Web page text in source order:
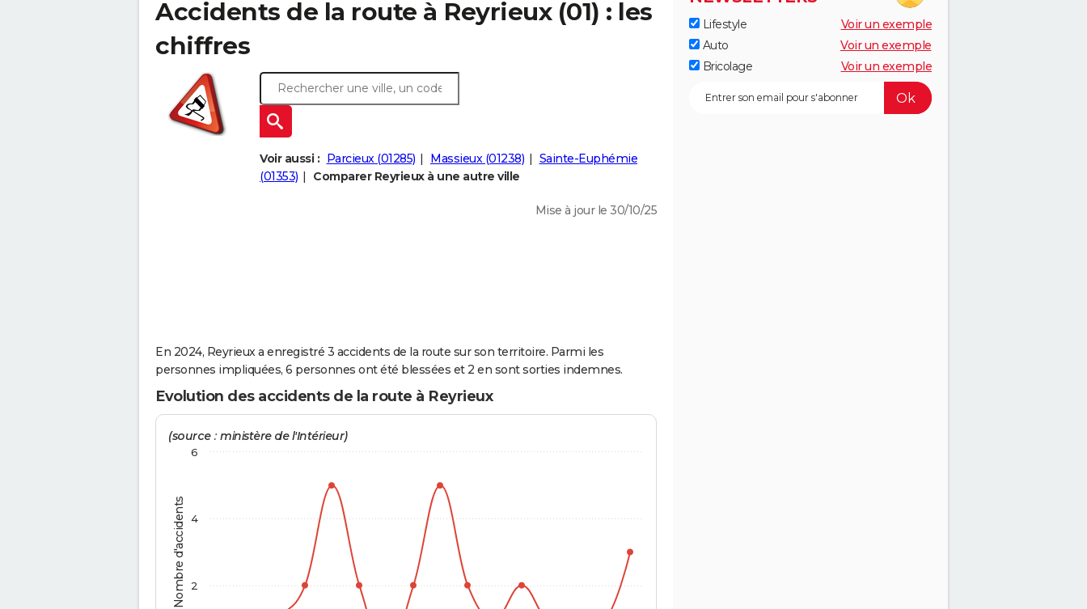
Accidents de la route à Reyrieux (01) : les
chiffres
Voir aussi : Parcieux (01285) Massieux (01238)
Sainte-Euphémie
(01353)
Comparer Reyrieux à une autre ville
Mise à jour le 30/10/25
En 2024, Reyrieux a enregistré 3 accidents de la route sur son territoire. Parmi les
personnes impliquées, 6 personnes ont été blessées et 2 en sont sorties indemnes.
Evolution des accidents de la route à Reyrieux
Nombre d'accidents
(source : ministère de l'Intérieur)
2
4
6
Lifestyle
Voir un exemple
Auto
Voir un exemple
Bricolage
Voir un exemple